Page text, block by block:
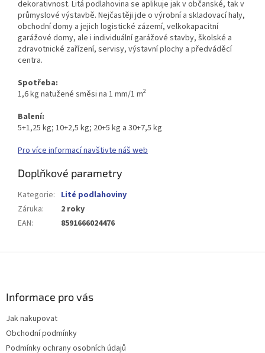
dekorativnost. Litá podlahovina se aplikuje jak v občanské, tak v
průmyslové výstavbě. Nejčastěji jde o výrobní a skladovací haly,
obchodní domy a jejich logistické zázemí, velkokapacitní
garážové domy, ale i individuální garážové stavby, školské a
zdravotnické zařízení, servisy, výstavní plochy a předváděcí
centra.
Spotřeba:
1,6 kg natužené směsi na 1 mm/1 m2
Balení:
5+1,25 kg; 10+2,5 kg; 20+5 kg a 30+7,5 kg
Pro více informací navštivte náš web
Doplňkové parametry
Kategorie: Lité podlahoviny
Záruka:
2 roky
EAN: 8591666024476
Informace pro vás
Jak nakupovat
Obchodní podmínky
Podmínky ochrany osobních údajů